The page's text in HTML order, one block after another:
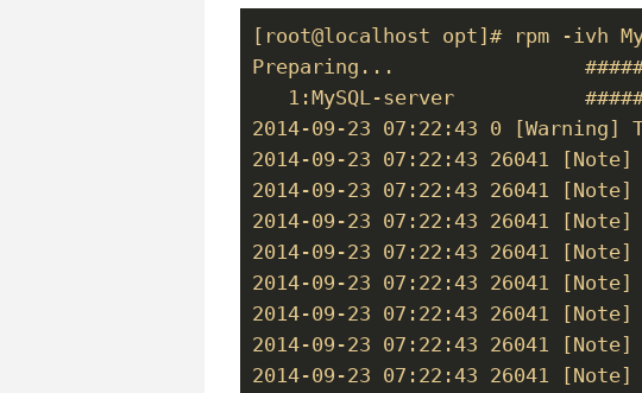
[root@localhost opt]# rpm -ivh
Preparing...
1:MySQL-server
2014-09-23 07:22:43 0
2014-09-23 07:22:43 26041
2014-09-23 07:22:43 26041 [Note]
2014-09-23 07:22:43 26041
2014-09-23 07:22:43 26041
2014-09-23 07:22:43 26041
2014-09-23 07:22:43 26041
2014-09-23 07:22:43 26041
2014-09-23 07:22:43 26041